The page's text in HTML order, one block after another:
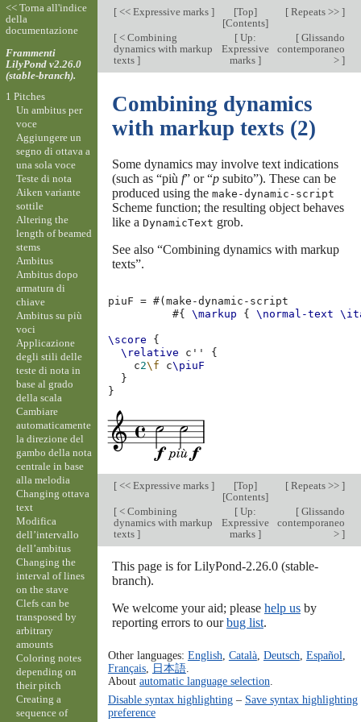
[<< Expressive marks ] [Top]
[Contents]
[Repeats >> ]
[< Combining
dynamics with markup
texts ]
[Up:
Expressive
marks ]
[Glissando
contemporaneo
> ]
Combining dynamics
with markup texts (2)
Some dynamics may involve text indications
(such as “più f” or “psubito”). These can be
produced using the make-dynamic-script
Scheme function; the resulting object behaves
like a DynamicText grob.
See also “Combining dynamics with markup
texts”.
piuF = #(make-dynamic-script
#{
\markup { \normal-text
\score
{
\relative
c''
{
c2\f c\piuF
}
}
[<< Expressive marks ] [Top]
[Contents]
[Repeats >> ]
[< Combining
dynamics with markup
texts ]
[Up:
Expressive
marks ]
[Glissando
contemporaneo
> ]
This page is for LilyPond-2.26.0 (stable-
branch).
We welcome your aid; please help usby
reporting errors to ourbug list.
Other languages: English Català, Deutsch Español
Français, 日本語.
About automatic language selection
Disable syntax highlighting– Save syntax highlighting
preference
<< Torna all'indice
della
documentazione
Frammenti
LilyPond v2.26.0
(stable-branch).
1 Pitches
Un ambitus per
voce
Aggiungere un
segno di ottava a
una sola voce
Teste di nota
Aiken variante
sottile
Altering the
length of beamed
stems
Ambitus
Ambitus dopo
armatura di
chiave
Ambitus su più
voci
Applicazione
degli stili delle
teste di nota in
base al grado
della scala
Cambiare
automaticamente
la direzione del
gambo della nota
centrale in base
alla melodia
Changing ottava
text
Modifica
dell’intervallo
dell’ambitus
Changing the
interval of lines
on the stave
Clefs can be
transposed by
arbitrary
amounts
Coloring notes
depending on
their pitch
Creating a
sequence of